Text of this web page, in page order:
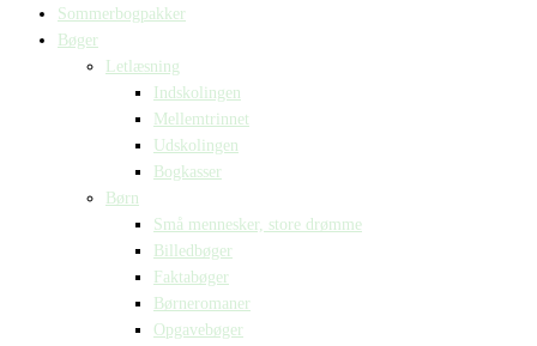
Sommerbogpakker
Bøger
Letlæsning
Indskolingen
Mellemtrinnet
Udskolingen
Bogkasser
Børn
Små mennesker, store drømme
Billedbøger
Faktabøger
Børneromaner
Opgavebøger